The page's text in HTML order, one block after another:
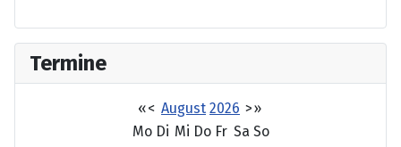
Termine
«< August 2026 >»
Mo Di Mi Do Fr Sa So